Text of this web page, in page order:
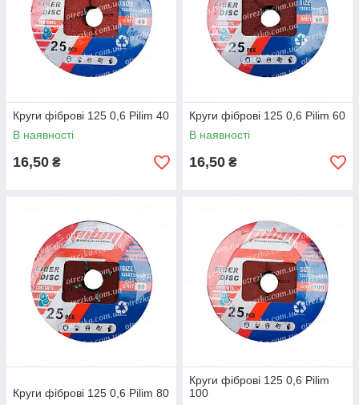
Круги фіброві 125 0,6 Pilim 40
В наявності
16,50 ₴
Круги фіброві 125 0,6 Pilim 60
В наявності
16,50 ₴
Круги фіброві 125 0,6 Pilim 80
Круги фіброві 125 0,6 Pilim
100